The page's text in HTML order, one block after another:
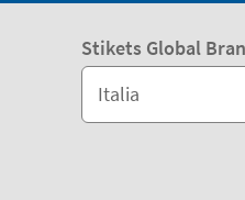
Stikets Global
Italia